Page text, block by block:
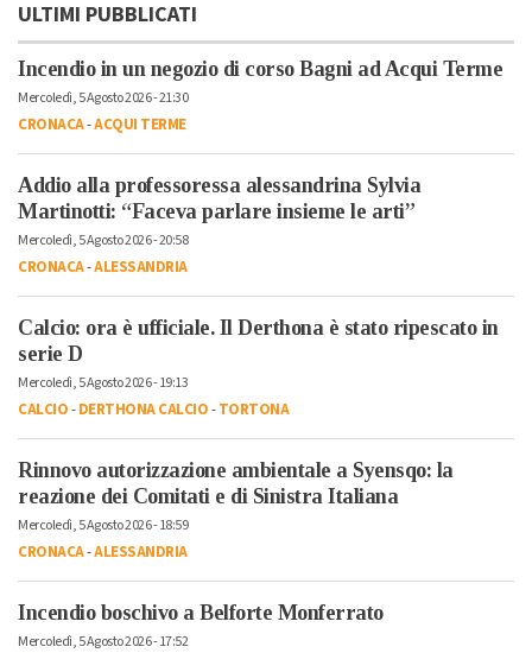
ULTIMI PUBBLICATI
Incendio in un negozio di corso Bagni ad Acqui Terme
Mercoledì, 5 Agosto 2026 - 21:30
CRONACA-ACQUI TERME
Addio alla professoressa alessandrina Sylvia
Martinotti: “Faceva parlare insieme le arti”
Mercoledì, 5 Agosto 2026 - 20:58
CRONACA-ALESSANDRIA
Calcio: ora è ufficiale. Il Derthona è stato ripescato in
serie D
Mercoledì, 5 Agosto 2026 - 19:13
CALCIO-DERTHONA CALCIO-TORTONA
Rinnovo autorizzazione ambientale a Syensqo: la
reazione dei Comitati e di Sinistra Italiana
Mercoledì, 5 Agosto 2026 - 18:59
CRONACA-ALESSANDRIA
Incendio boschivo a Belforte Monferrato
Mercoledì, 5 Agosto 2026 - 17:52